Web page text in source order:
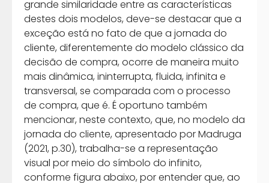
grande similaridade entre as características
destes dois modelos, deve-se destacar que a
exceção está no fato de que a jornada do
cliente, diferentemente do modelo clássico da
decisão de compra, ocorre de maneira muito
mais dinâmica, ininterrupta, fluida, infinita e
transversal, se comparada com o processo
de compra, que é. É oportuno também
mencionar, neste contexto, que, no modelo da
jornada do cliente, apresentado por Madruga
(2021, p.30), trabalha-se a representação
visual por meio do símbolo do infinito,
conforme figura abaixo, por entender que, ao